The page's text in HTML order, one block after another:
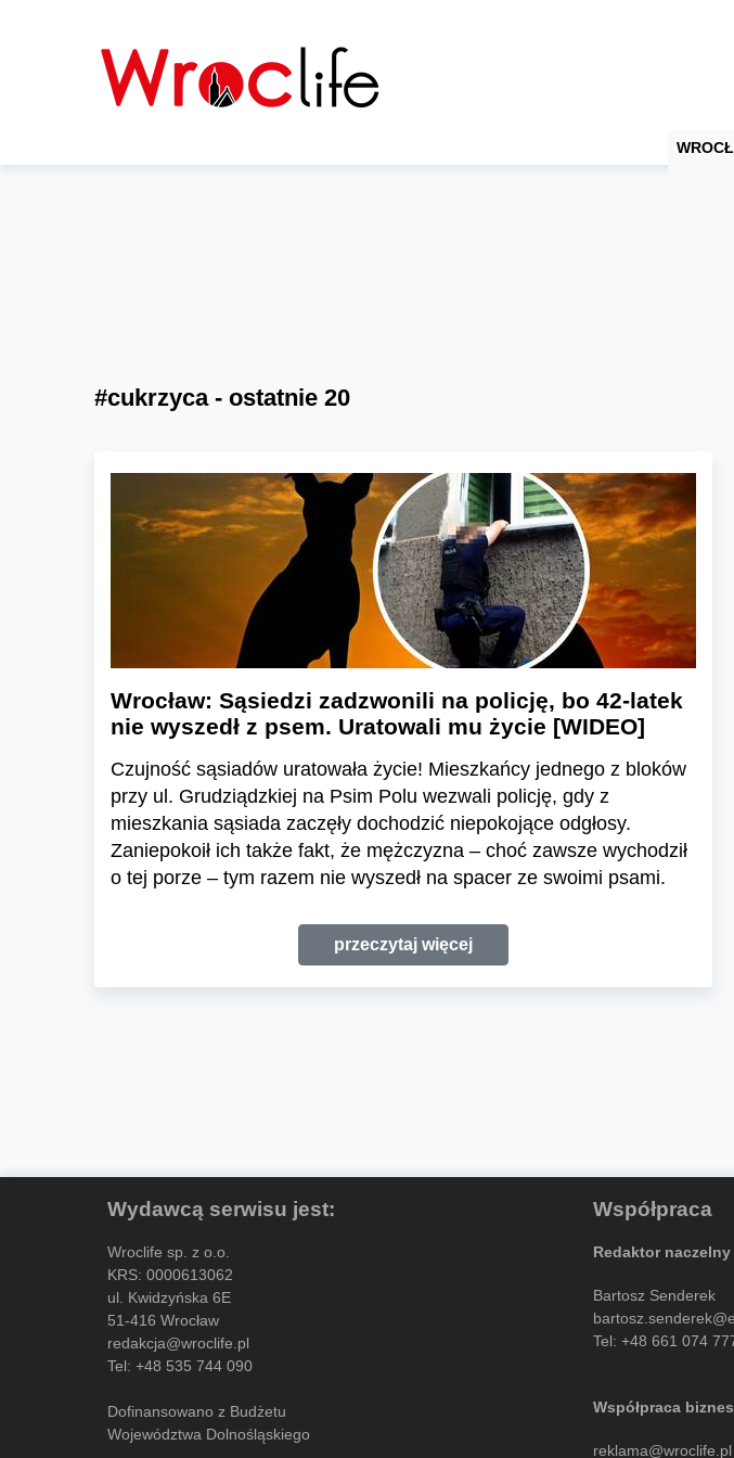
#cukrzyca - ostatnie 20
Wrocław: Sąsiedzi zadzwonili na policję, bo 42-latek
nie wyszedł z psem. Uratowali mu życie [WIDEO]
Czujność sąsiadów uratowała życie! Mieszkańcy jednego z bloków
przy ul. Grudziądzkiej na Psim Polu wezwali policję, gdy z
mieszkania sąsiada zaczęły dochodzić niepokojące odgłosy.
Zaniepokoił ich także fakt, że mężczyzna – choć zawsze wychodził
o tej porze – tym razem nie wyszedł na spacer ze swoimi psami.
przeczytaj więcej
Wydawcą serwisu jest:
Wroclife sp. z o.o.
KRS: 0000613062
ul. Kwidzyńska 6E
51-416 Wrocław
redakcja@wroclife.pl
Tel: +48 535 744 090
Dofinansowano z Budżetu
Województwa Dolnośląskiego
Współpraca
Redaktor naczelny
Bartosz Senderek
Tel: +48 661 074
Współpraca
reklama@wroclife.pl